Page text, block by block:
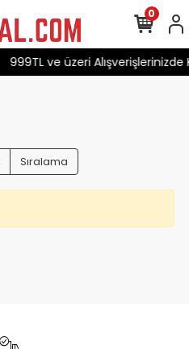
999TL ve üzeri Alışverişlerinizde
0
Sıralama